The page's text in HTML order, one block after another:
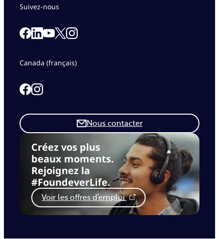
Créez vos plus
beaux moments.
Rejoignez la
#FoundeverLife.
Voir les offres d’emploi
Nous contacter
Suivez-nous
Link to our Facebook page
Link to our Linkedin page
Link to our Youtube page
Link to our X page
Link to our Instagram page
Canada (français)
Link to our Facebook page
Link to our Instagram page